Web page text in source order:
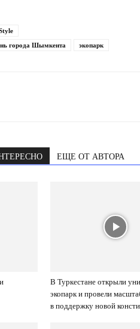
города Шымкента экопарк
ЕЩЕ ОТ АВТОРА
В Туркестане открыли
экопарк и провели
в поддержку новой